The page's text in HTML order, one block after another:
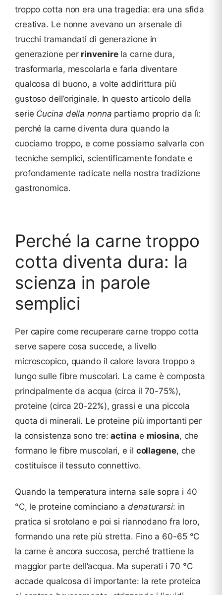
troppo cotta non era una tragedia: era una sfida
creativa. Le nonne avevano un arsenale di
trucchi tramandati di generazione in
generazione per rinvenirela carne dura,
trasformarla, mescolarla e farla diventare
qualcosa di buono, a volte addirittura più
gustoso dell’originale. In questo articolo della
serie Cucina della nonna partiamo proprio da lì:
perché la carne diventa dura quando la
cuociamo troppo, e come possiamo salvarla con
tecniche semplici, scientificamente fondate e
profondamente radicate nella nostra tradizione
gastronomica.
Perché la carne troppo
cotta diventa dura: la
scienza in parole
semplici
Per capire come recuperare carne troppo cotta
serve sapere cosa succede, a livello
microscopico, quando il calore lavora troppo a
lungo sulle fibre muscolari. La carne è composta
principalmente da acqua (circa il 70-75%),
proteine (circa 20-22%), grassi e una piccola
quota di minerali. Le proteine più importanti per
la consistenza sono tre:actina e miosina, che
formano le fibre muscolari, e il collagene, che
costituisce il tessuto connettivo.
Quando la temperatura interna sale sopra i 40
°C, le proteine cominciano adenaturarsi: in
pratica si srotolano e poi si riannodano fra loro,
formando una rete più stretta. Fino a 60-65 °C
la carne è ancora succosa, perché trattiene la
maggior parte dell’acqua. Ma superati i 70 °C
accade qualcosa di importante: la rete proteica